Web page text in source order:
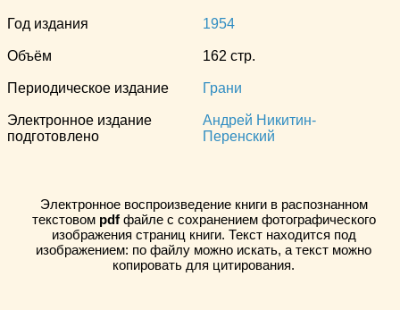
Год издания 1954
Объём 162 стр.
Периодическое издание Грани
Электронное издание
подготовлено
Андрей Никитин-
Перенский
Электронное воспроизведение книги в распознанном
текстовом pdfфайле с сохранением фотографического
изображения страниц книги. Текст находится под
изображением: по файлу можно искать, а текст можно
копировать для цитирования.